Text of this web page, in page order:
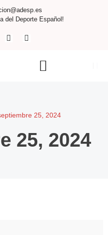
del Deporte Español!
25, 2024
25, 2024